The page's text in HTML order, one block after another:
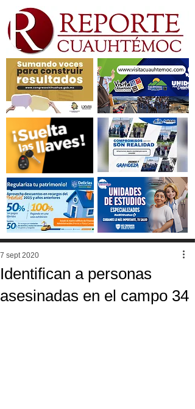
Identifican a personas
asesinadas en el campo 34
7 sept 2020